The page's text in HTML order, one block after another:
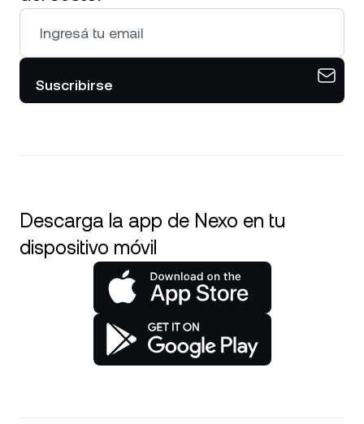
Suscribirse
Descarga la app de Nexo en tu
dispositivo móvil